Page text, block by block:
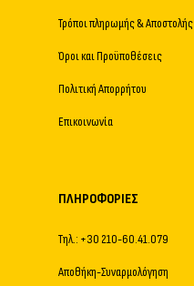
Τρόποι πληρωμής & Αποστολής
Όροι και Προϋποθέσεις
Πολιτική Απορρήτου
Επικοινωνία
ΠΛΗΡΟΦΟΡΊΕΣ
Τηλ.: +30 210-60.41.079
Αποθήκη-Συναρμολόγηση